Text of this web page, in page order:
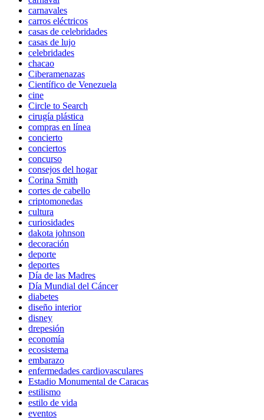
carnavales
carros eléctricos
casas de celebridades
casas de lujo
celebridades
chacao
Ciberamenazas
Científico de Venezuela
cine
Circle to Search
cirugía plástica
compras en línea
concierto
conciertos
concurso
consejos del hogar
Corina Smith
cortes de cabello
criptomonedas
cultura
curiosidades
dakota johnson
decoración
deporte
deportes
Día de las Madres
Día Mundial del Cáncer
diabetes
diseño interior
disney
drepesión
economía
ecosistema
embarazo
enfermedades cardiovasculares
Estadio Monumental de Caracas
estilismo
estilo de vida
eventos